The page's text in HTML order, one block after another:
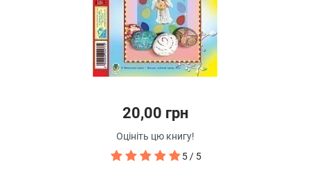
20,00 грн
Оцініть цю книгу!
5 / 5